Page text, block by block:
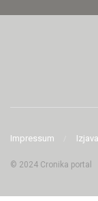
Impressum
© 2024 Cronika portal